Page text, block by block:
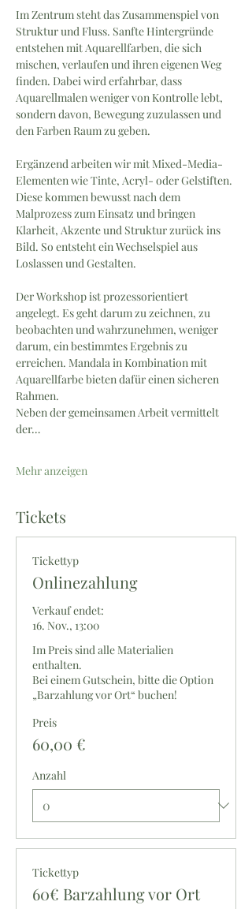
Im Zentrum steht das Zusammenspiel von
Struktur und Fluss. Sanfte Hintergründe
entstehen mit Aquarellfarben, die sich
mischen, verlaufen und ihren eigenen Weg
finden. Dabei wird erfahrbar, dass
Aquarellmalen weniger von Kontrolle lebt,
sondern davon, Bewegung zuzulassen und
den Farben Raum zu geben.
Ergänzend arbeiten wir mit Mixed-Media-
Elementen wie Tinte, Acryl- oder Gelstiften.
Diese kommen bewusst nach dem
Malprozess zum Einsatz und bringen
Klarheit, Akzente und Struktur zurück ins
Bild. So entsteht ein Wechselspiel aus
Loslassen und Gestalten.
Der Workshop ist prozessorientiert
angelegt. Es geht darum zu zeichnen, zu
beobachten und wahrzunehmen, weniger
darum, ein bestimmtes Ergebnis zu
erreichen. Mandala in Kombination mit
Aquarellfarbe bieten dafür einen sicheren
Rahmen.
Neben der gemeinsamen Arbeit vermittelt
der…
Mehr anzeigen
Tickets
Tickettyp
Onlinezahlung
Verkauf endet:
16. Nov., 13:00
Im Preis sind alle Materialien
enthalten.
Bei einem Gutschein, bitte die Option
„Barzahlung vor Ort“ buchen!
Preis
60,00 €
Anzahl
Tickettyp
60€ Barzahlung vor Ort